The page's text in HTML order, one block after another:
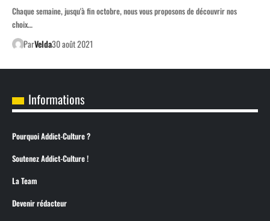
Chaque semaine, jusqu'à fin octobre, nous vous proposons de découvrir nos
choix…
ParVelda30 août 2021
Informations
Pourquoi Addict-Culture ?
Soutenez Addict-Culture !
La Team
Devenir rédacteur